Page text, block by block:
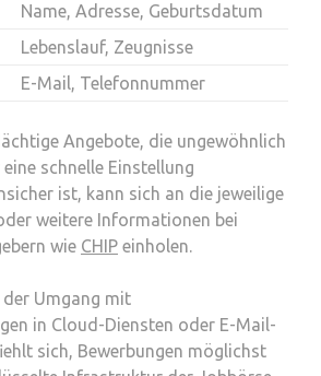
Name, Adresse, Geburtsdatum
Lebenslauf, Zeugnisse
E-Mail, Telefonnummer
Angebote, die ungewöhnlich
schnelle Einstellung
ist, kann sich an die jeweilige
weitere Informationen bei
wie CHIP einholen.
Umgang mit
in Cloud-Diensten oder E-Mail-
sich, Bewerbungen möglichst